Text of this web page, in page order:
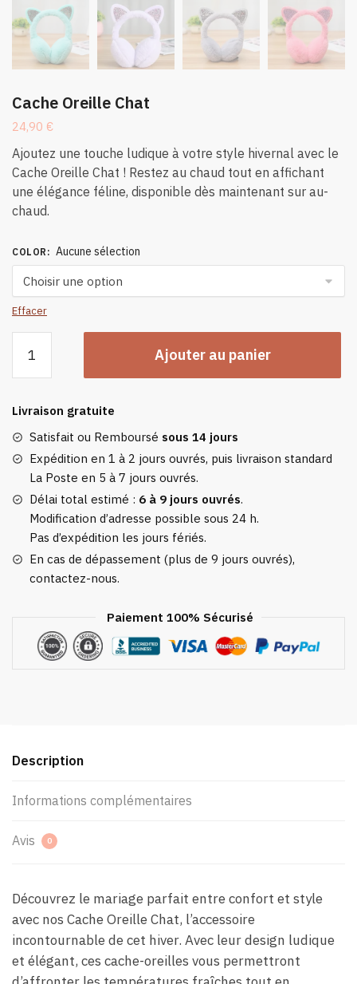
Cache Oreille Chat
24,90 €
Ajoutez une touche ludique à votre style hivernal avec le
Cache Oreille Chat ! Restez au chaud tout en affichant
une élégance féline, disponible dès maintenant sur au-
chaud.
COLOR : Aucune sélection
Effacer
Cache
Chat
Ajouter au panier
Livraison gratuite
Satisfait ou Remboursé sous 14 jours
Expédition en 1 à 2 jours ouvrés, puis livraison standard
La Poste en 5 à 7 jours ouvrés.
Délai total estimé : 6 à 9 jours ouvrés.
Modification d’adresse possible sous 24 h.
Pas d’expédition les jours fériés.
En cas de dépassement (plus de 9 jours ouvrés),
contactez-nous.
Paiement 100% Sécurisé
Description
Informations complémentaires
Avis 0
Découvrez le mariage parfait entre confort et style
avec nos Cache Oreille Chat, l’accessoire
incontournable de cet hiver. Avec leur design ludique
et élégant, ces cache-oreilles vous permettront